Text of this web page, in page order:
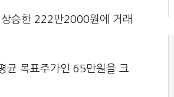
승한 222만2000원에 거래
균 목표주가인 65만원을 크